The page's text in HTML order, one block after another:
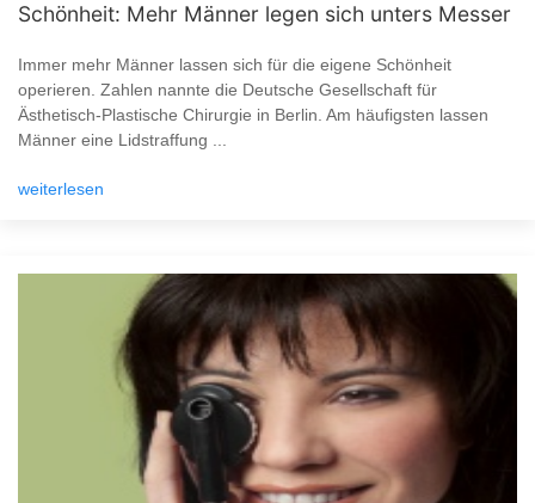
Schönheit: Mehr Männer legen sich unters Messer
Immer mehr Männer lassen sich für die eigene Schönheit
operieren. Zahlen nannte die Deutsche Gesellschaft für
Ästhetisch-Plastische Chirurgie in Berlin. Am häufigsten lassen
Männer eine Lidstraffung ...
weiterlesen